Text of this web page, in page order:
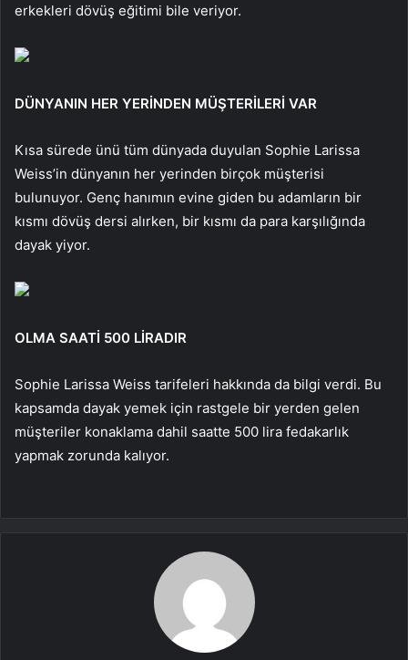
erkekleri dövüş eğitimi bile veriyor.
DÜNYANIN HER YERİNDEN MÜŞTERİLERİ VAR
Kısa sürede ünü tüm dünyada duyulan Sophie Larissa
Weiss’in dünyanın her yerinden birçok müşterisi
bulunuyor. Genç hanımın evine giden bu adamların bir
kısmı dövüş dersi alırken, bir kısmı da para karşılığında
dayak yiyor.
OLMA SAATİ 500 LİRADIR
Sophie Larissa Weiss tarifeleri hakkında da bilgi verdi. Bu
kapsamda dayak yemek için rastgele bir yerden gelen
müşteriler konaklama dahil saatte 500 lira fedakarlık
yapmak zorunda kalıyor.